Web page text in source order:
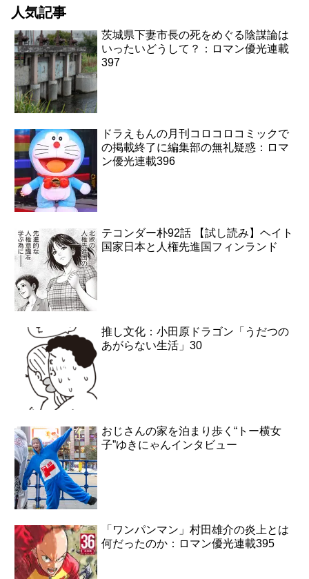
人気記事
茨城県下妻市長の死をめぐる陰謀論は
いったいどうして？：ロマン優光連載
397
ドラえもんの月刊コロコロコミックで
の掲載終了に編集部の無礼疑惑：ロマ
ン優光連載396
テコンダー朴92話 【試し読み】ヘイト
国家日本と人権先進国フィンランド
推し文化：小田原ドラゴン「うだつの
あがらない生活」30
おじさんの家を泊まり歩く“トー横女
子”ゆきにゃんインタビュー
「ワンパンマン」村田雄介の炎上とは
何だったのか：ロマン優光連載395